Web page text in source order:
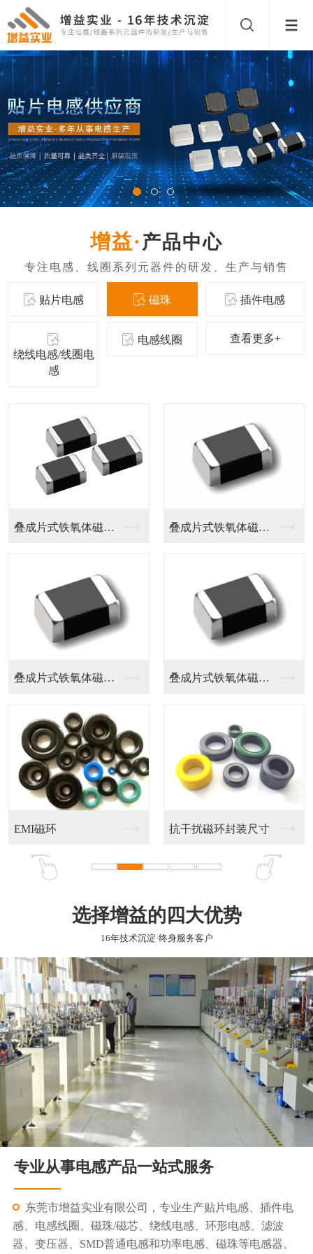
产品中心
贴片电感 磁珠 插件电感
绕线电感/线圈电
感
电感线圈 查看更多+
叠成片式铁氧体磁珠-... 叠成片式铁氧体磁珠-...
叠成片式铁氧体磁珠-... 叠成片式铁氧体磁珠-...
EMI磁环 抗干扰磁环封装尺寸
选择增益的四大优势
16年技术沉淀·终身服务客户
专业从事电感产品一站式服务
东莞市增益实业有限公司，专业生产贴片电感、插件电
感、电感线圈、磁珠/磁芯、绕线电感、环形电感、滤波
器、变压器、SMD普通电感和功率电感、磁珠等电感器。